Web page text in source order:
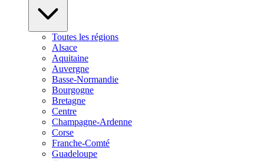
Toutes les régions
Alsace
Aquitaine
Auvergne
Basse-Normandie
Bourgogne
Bretagne
Centre
Champagne-Ardenne
Corse
Franche-Comté
Guadeloupe